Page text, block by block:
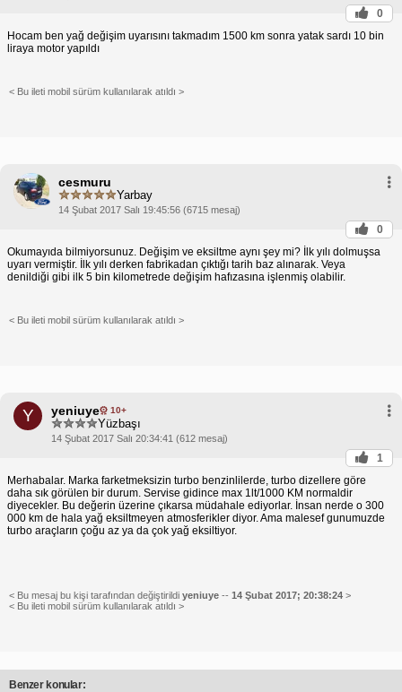
0
Hocam ben yağ değişim uyarısını takmadım 1500 km sonra yatak sardı 10 bin
liraya motor yapıldı
< Bu ileti mobil sürüm kullanılarak atıldı >
cesmuru
Yarbay
14 Şubat 2017 Salı 19:45:56 (6715 mesaj)
0
Okumayıda bilmiyorsunuz. Değişim ve eksiltme aynı şey mi? İlk yılı dolmuşsa
uyarı vermiştir. İlk yılı derken fabrikadan çıktığı tarih baz alınarak. Veya
denildiği gibi ilk 5 bin kilometrede değişim hafızasına işlenmiş olabilir.
< Bu ileti mobil sürüm kullanılarak atıldı >
Y yeniuye 10+
Yüzbaşı
14 Şubat 2017 Salı 20:34:41 (612 mesaj)
1
Merhabalar. Marka farketmeksizin turbo benzinlilerde, turbo dizellere göre
daha sık görülen bir durum. Servise gidince max 1lt/1000 KM normaldir
diyecekler. Bu değerin üzerine çıkarsa müdahale ediyorlar. İnsan nerde o 300
000 km de hala yağ eksiltmeyen atmosferikler diyor. Ama malesef gunumuzde
turbo araçların çoğu az ya da çok yağ eksiltiyor.
< Bu mesaj bu kişi tarafından değiştirildi yeniuye -- 14 Şubat 2017; 20:38:24 >
< Bu ileti mobil sürüm kullanılarak atıldı >
Benzer konular: